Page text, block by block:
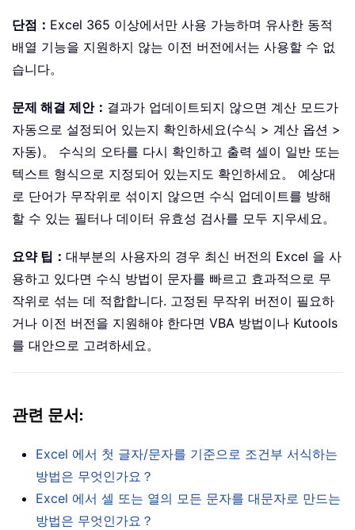
단점： Excel 365 이상에서만 사용 가능하며 유사한 동적
배열 기능을 지원하지 않는 이전 버전에서는 사용할 수 없
습니다。
문제 해결 제안： 결과가 업데이트되지 않으면 계산 모드가
자동으로 설정되어 있는지 확인하세요(수식 > 계산 옵션 >
자동)。 수식의 오타를 다시 확인하고 출력 셀이 일반 또는
텍스트 형식으로 지정되어 있는지도 확인하세요。 예상대
로 단어가 무작위로 섞이지 않으면 수식 업데이트를 방해
할 수 있는 필터나 데이터 유효성 검사를 모두 지우세요。
요약 팁： 대부분의 사용자의 경우 최신 버전의 Excel 을 사
용하고 있다면 수식 방법이 문자를 빠르고 효과적으로 무
작위로 섞는 데 적합합니다. 고정된 무작위 버전이 필요하
거나 이전 버전을 지원해야 한다면 VBA 방법이나 Kutools
를 대안으로 고려하세요。
관련 문서:
Excel 에서 첫 글자/문자를 기준으로 조건부 서식하는
방법은 무엇인가요？
Excel 에서 셀 또는 열의 모든 문자를 대문자로 만드는
방법은 무엇인가요？